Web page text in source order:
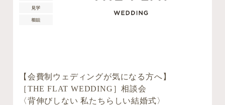
見学
相談
【会費制ウェディングが気になる方へ】
［THE FLAT WEDDING］相談会
〈背伸びしない 私たちらしい結婚式〉